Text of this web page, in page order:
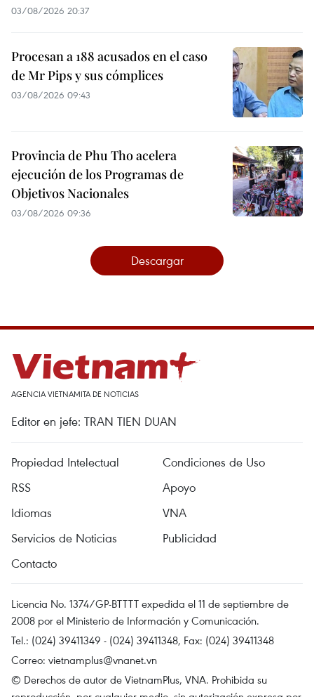
03/08/2026 20:37
Procesan a 188 acusados en el caso
de Mr Pips y sus cómplices
03/08/2026 09:43
Provincia de Phu Tho acelera
ejecución de los Programas de
Objetivos Nacionales
03/08/2026 09:36
Descargar
AGENCIA VIETNAMITA DE NOTICIAS
Editor en jefe: TRAN TIEN DUAN
Propiedad Intelectual
Condiciones de Uso
RSS
Apoyo
Idiomas
VNA
Servicios de Noticias
Publicidad
Contacto
Licencia No. 1374/GP-BTTTT expedida el 11 de septiembre de
2008 por el Ministerio de Información y Comunicación.
Tel.: (024) 39411349 - (024) 39411348, Fax: (024) 39411348
Correo: vietnamplus@vnanet.vn
© Derechos de autor de VietnamPlus, VNA. Prohibida su